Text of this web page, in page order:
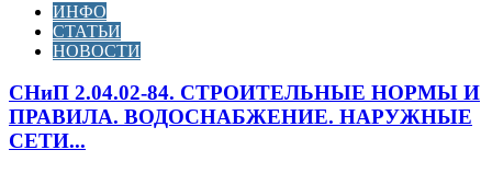
ИНФО
СТАТЬИ
НОВОСТИ
СНиП 2.04.02-84. СТРОИТЕЛЬНЫЕ НОРМЫ И
ПРАВИЛА. ВОДОСНАБЖЕНИЕ. НАРУЖНЫЕ
СЕТИ...